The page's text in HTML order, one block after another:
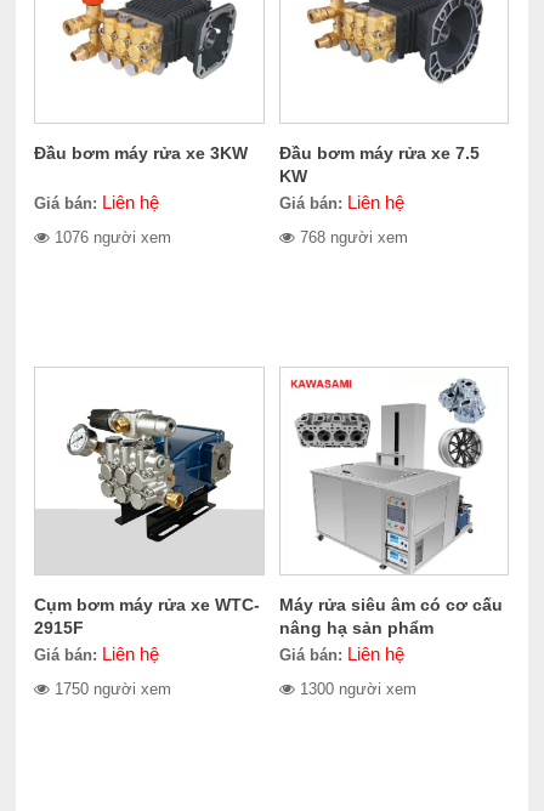
Đầu bơm máy rửa xe 3KW
Giá bán: Liên hệ
1076 người xem
Đầu bơm máy rửa xe 7.5
KW
Giá bán: Liên hệ
768 người xem
Cụm bơm máy rửa xe WTC-
2915F
Giá bán: Liên hệ
1750 người xem
Máy rửa siêu âm có cơ cấu
nâng hạ sản phẩm
Kawasami KW-264.2830L
Giá bán: Liên hệ
1300 người xem